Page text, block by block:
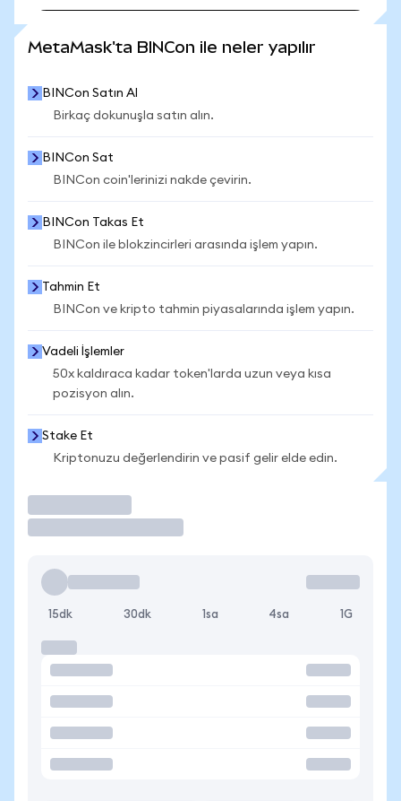
MetaMask'ta BINCon ile neler yapılır
BINCon Satın Al
Birkaç dokunuşla satın alın.
BINCon Sat
BINCon coin'lerinizi nakde çevirin.
BINCon Takas Et
BINCon ile blokzincirleri arasında işlem yapın.
Tahmin Et
BINCon ve kripto tahmin piyasalarında işlem yapın.
Vadeli İşlemler
50x kaldıraca kadar token'larda uzun veya kısa
pozisyon alın.
Stake Et
Kriptonuzu değerlendirin ve pasif gelir elde edin.
15dk 30dk 1sa 4sa 1G